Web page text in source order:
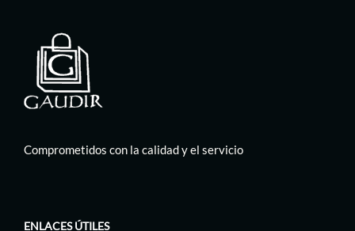
Comprometidos con la calidad y el servicio
ENLACES ÚTILES